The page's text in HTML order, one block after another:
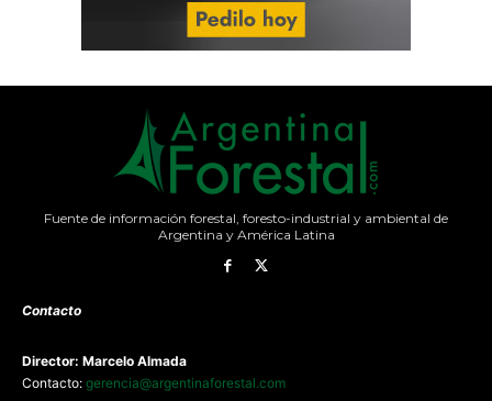
Fuente de información forestal, foresto-industrial y ambiental de
Argentina y América Latina
Contacto
Director: Marcelo Almada
Contacto: gerencia@argentinaforestal.com